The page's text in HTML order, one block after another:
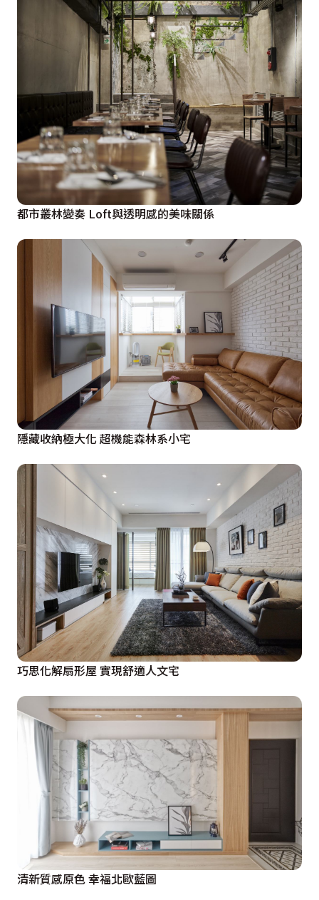
都市叢林變奏 Loft與透明感的美味關係
隱藏收納極大化 超機能森林系小宅
巧思化解扇形屋 實現舒適人文宅
清新質感原色 幸福北歐藍圖